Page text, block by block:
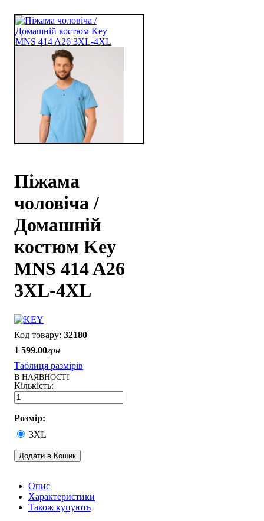
Піжама
чоловіча /
Домашній
костюм Key
MNS 414 A26
3XL-4XL
32180
1 599.00грн
Таблиця размірів
В НАЯВНОСТІ
Розмір:
3XL
Додати в Кошик
Опис
Характеристики
Також купують